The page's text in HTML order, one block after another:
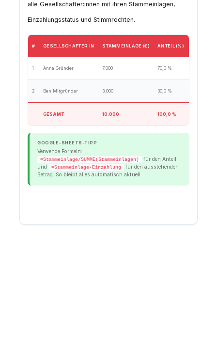
alle Gesellschafter:innen mit ihren Stammeinlagen,
Einzahlungsstatus und Stimmrechten.
# GESELLSCHAFTER:IN STAMMEINLAGE (€) ANTEIL (%)
1 Anna Gründer 7.000 70,0 %
2 Ben Mitgründer 3.000 30,0 %
GESAMT 10.000 100,0 %
GOOGLE-SHEETS-TIPP
Verwende Formeln:
=Stammeinlage/SUMME(Stammeinlagen)
für den Anteil
und
=Stammeinlage-Einzahlung
für den ausstehenden
Betrag. So bleibt alles automatisch aktuell.